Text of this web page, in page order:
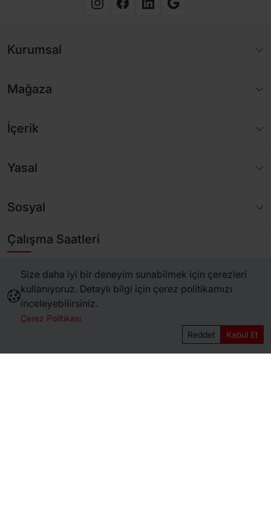
Sepete Ekle
Kurumsal
Mağaza
İçerik
Yasal
Sosyal
Çalışma Saatleri
Hafta Sonu
08:00 - 17:00
Adres
Akıncılar Mah. Adnan Menderes Cad. No:67/A
Bakkallar Mevkii Adapazarı/Sakarya
Size daha iyi bir deneyim sunabilmek için çerezleri
kullanıyoruz. Detaylı bilgi için çerez politikamızı
inceleyebilirsiniz.
Çerez Politikası
Reddet
Kabul Et